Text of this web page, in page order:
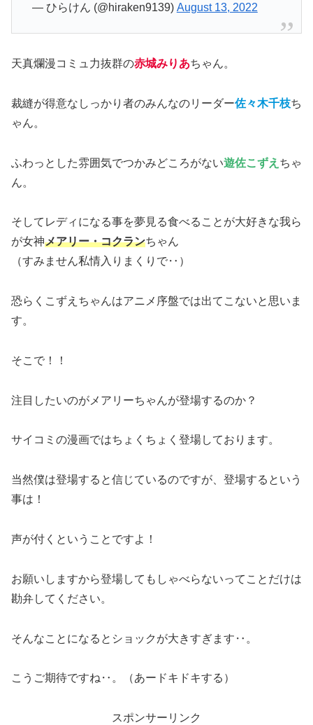
— ひらけん (@hiraken9139) August 13, 2022
天真爛漫コミュ力抜群の赤城みりあちゃん。
裁縫が得意なしっかり者のみんなのリーダー佐々木千枝ち
ゃん。
ふわっとした雰囲気でつかみどころがない遊佐こずえ ちゃ
ん。
そしてレディになる事を夢見る食べることが大好きな我ら
が女神メアリー・コクランちゃん
（すみません私情入りまくりで‥）
恐らくこずえちゃんはアニメ序盤では出てこないと思いま
す。
そこで！！
注目したいのがメアリーちゃんが登場するのか？
サイコミの漫画ではちょくちょく登場しております。
当然僕は登場すると信じているのですが、登場するという
事は！
声が付くということですよ！
お願いしますから登場してもしゃべらないってことだけは
勘弁してください。
そんなことになるとショックが大きすぎます‥。
こうご期待ですね‥。（あードキドキする）
スポンサーリンク